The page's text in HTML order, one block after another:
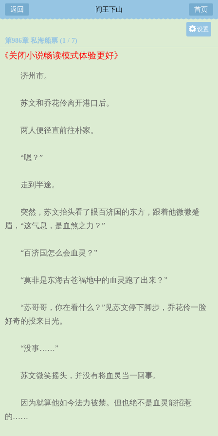
返回 阎王下山 首页
设置
第986章 私海船票 (1 / 7)
《关闭小说畅读模式体验更好》
济州市。
苏文和乔花伶离开港口后。
两人便径直前往朴家。
“嗯？”
走到半途。
突然，苏文抬头看了眼百济国的东方，跟着他微微蹙
眉，“这气息，是血煞之力？”
“百济国怎么会血灵？”
“莫非是东海古苍福地中的血灵跑了出来？”
“苏哥哥，你在看什么？”见苏文停下脚步，乔花伶一脸
好奇的投来目光。
“没事……”
苏文微笑摇头，并没有将血灵当一回事。
因为就算他如今法力被禁。但也绝不是血灵能招惹
的……